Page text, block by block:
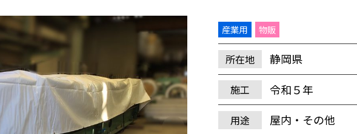
産業用 物販
所在地 静岡県
施工 令和５年
用途 屋内・その他